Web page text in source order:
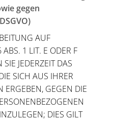
gegen
AUF
1 LIT. E ODER F
JEDERZEIT DAS
SICH AUS IHRER
ERGEBEN, GEGEN DIE
DIES GILT